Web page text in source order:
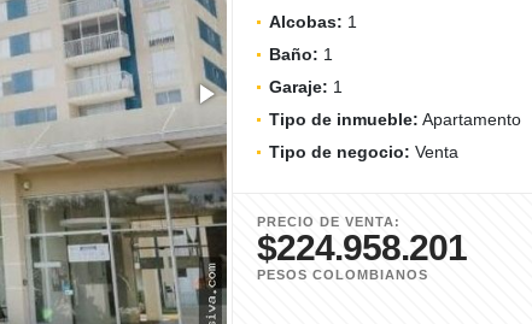
Alcobas: 1
Baño: 1
Garaje: 1
Tipo de inmueble: Apartamento
Tipo de negocio: Venta
PRECIO DE VENTA:
$224.958.201
PESOS COLOMBIANOS